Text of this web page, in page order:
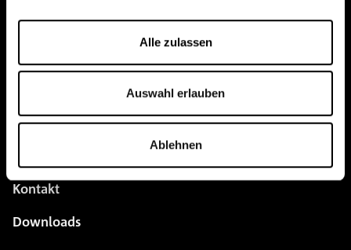
Alle zulassen
Auswahl erlauben
Ablehnen
Anwendungen
Events
Kontakt
Downloads